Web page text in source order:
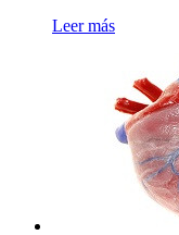
Leer más